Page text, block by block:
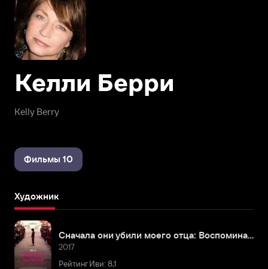
Kelly Berry
Келли Берри
Фильмы 10
Художник
Сначала они убили моего отца: Воспоминания дочери Камбоджи
2017
Рейтинг Иви: 8,1